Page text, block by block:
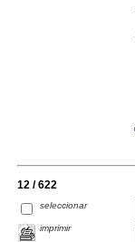
12 / 622
seleccionar
imprimir